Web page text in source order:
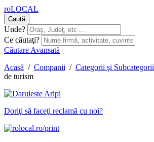
roLOCAL
Caută
Unde?
Ce căutaţi?
Căutare Avansată
Acasă / Companii / Categorii şi Subcategorii
de turism
Doriţi să faceţi reclamă cu noi?